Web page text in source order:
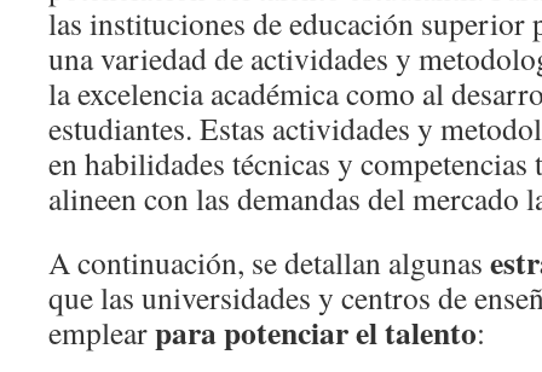
las instituciones de educación superior
una variedad de actividades y
la excelencia académica como al
estudiantes. Estas actividades y
en habilidades técnicas y competencias
alineen con las demandas del
A continuación, se detallan algunas
que las universidades y centros de
emplearpara potenciar el talento: